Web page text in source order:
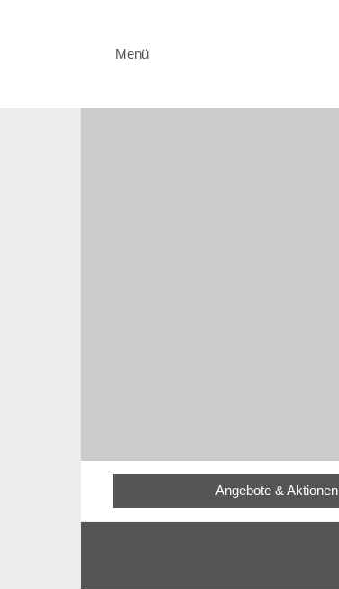
Menü
Angebote & Aktionen